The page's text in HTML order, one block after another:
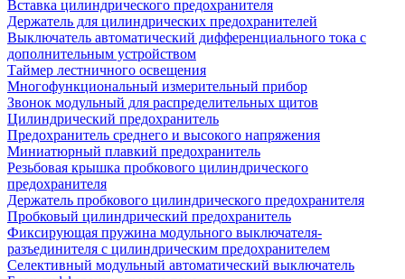
Вставка цилиндрического предохранителя
Держатель для цилиндрических предохранителей
Выключатель автоматический дифференциального тока с
дополнительным устройством
Таймер лестничного освещения
Многофункциональный измерительный прибор
Звонок модульный для распределительных щитов
Цилиндрический предохранитель
Предохранитель среднего и высокого напряжения
Миниатюрный плавкий предохранитель
Резьбовая крышка пробкового цилиндрического
предохранителя
Держатель пробкового цилиндрического предохранителя
Пробковый цилиндрический предохранитель
Фиксирующая пружина модульного выключателя-
разъединителя с цилиндрическим предохранителем
Селективный модульный автоматический выключатель